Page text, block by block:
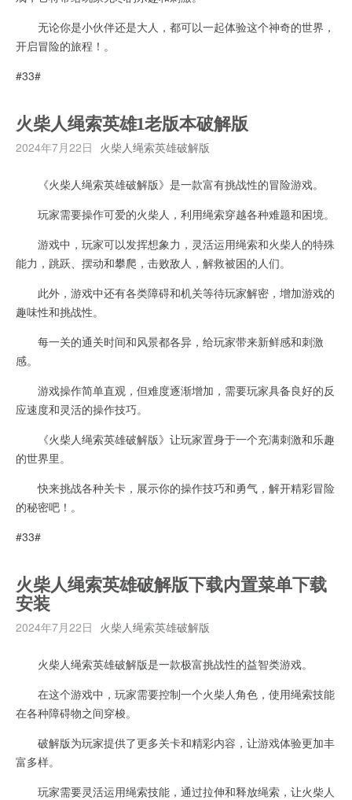
无论你是小伙伴还是大人，都可以一起体验这个神奇的世界，
开启冒险的旅程！。
#33#
火柴人绳索英雄1老版本破解版
2024年7月22日 火柴人绳索英雄破解版
《火柴人绳索英雄破解版》是一款富有挑战性的冒险游戏。
玩家需要操作可爱的火柴人，利用绳索穿越各种难题和困境。
游戏中，玩家可以发挥想象力，灵活运用绳索和火柴人的特殊
能力，跳跃、摆动和攀爬，击败敌人，解救被困的人们。
此外，游戏中还有各类障碍和机关等待玩家解密，增加游戏的
趣味性和挑战性。
每一关的通关时间和风景都各异，给玩家带来新鲜感和刺激
感。
游戏操作简单直观，但难度逐渐增加，需要玩家具备良好的反
应速度和灵活的操作技巧。
《火柴人绳索英雄破解版》让玩家置身于一个充满刺激和乐趣
的世界里。
快来挑战各种关卡，展示你的操作技巧和勇气，解开精彩冒险
的秘密吧！。
#33#
火柴人绳索英雄破解版下载内置菜单下载
安装
2024年7月22日 火柴人绳索英雄破解版
火柴人绳索英雄破解版是一款极富挑战性的益智类游戏。
在这个游戏中，玩家需要控制一个火柴人角色，使用绳索技能
在各种障碍物之间穿梭。
破解版为玩家提供了更多关卡和精彩内容，让游戏体验更加丰
富多样。
玩家需要灵活运用绳索技能，通过拉伸和释放绳索，让火柴人